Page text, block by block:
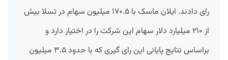
رای دادند. ایلان ماسک با ۱۷۰.۵ میلیون سهام در تسلا بیش
از ۲۱۰ میلیارد دلار سهام این شرکت را در اختیار دارد و
براساس نتایج پایانی این رای گیری که با حدود ۳.۵ میلیون